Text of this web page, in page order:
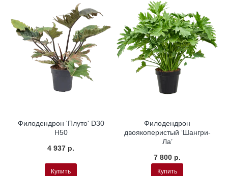
Филодендрон 'Плуто' D30
H50
4 937 р.
Купить
Филодендрон
двоякоперистый ‘Шангри-
Ла’
7 800 р.
Купить